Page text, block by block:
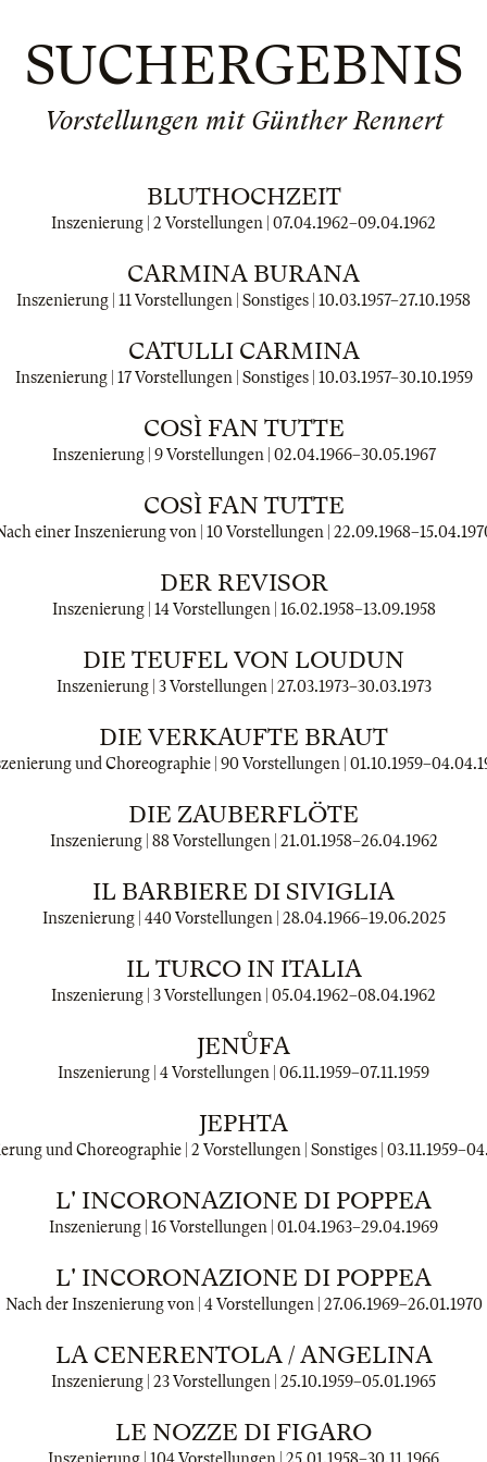
SUCHERGEBNIS
Vorstellungen mit Günther Rennert
BLUTHOCHZEIT
Inszenierung | 2 Vorstellungen | 07.04.1962–09.04.1962
CARMINA BURANA
Inszenierung | 11 Vorstellungen | Sonstiges | 10.03.1957–27.10.1958
CATULLI CARMINA
Inszenierung | 17 Vorstellungen | Sonstiges | 10.03.1957–30.10.1959
COSÌ FAN TUTTE
Inszenierung | 9 Vorstellungen | 02.04.1966–30.05.1967
COSÌ FAN TUTTE
einer Inszenierung von | 10 Vorstellungen | 22.09.1968–
DER REVISOR
Inszenierung | 14 Vorstellungen | 16.02.1958–13.09.1958
DIE TEUFEL VON LOUDUN
Inszenierung | 3 Vorstellungen | 27.03.1973–30.03.1973
DIE VERKAUFTE BRAUT
und Choreographie | 90 Vorstellungen | 01.10.1959–
DIE ZAUBERFLÖTE
Inszenierung | 88 Vorstellungen | 21.01.1958–26.04.1962
IL BARBIERE DI SIVIGLIA
Inszenierung | 440 Vorstellungen | 28.04.1966–19.06.2025
IL TURCO IN ITALIA
Inszenierung | 3 Vorstellungen | 05.04.1962–08.04.1962
JENŮFA
Inszenierung | 4 Vorstellungen | 06.11.1959–07.11.1959
JEPHTA
und Choreographie | 2 Vorstellungen | Sonstiges | 03.11.1959–
L' INCORONAZIONE DI POPPEA
Inszenierung | 16 Vorstellungen | 01.04.1963–29.04.1969
L' INCORONAZIONE DI POPPEA
Nach der Inszenierung von | 4 Vorstellungen | 27.06.1969–26.01.1970
LA CENERENTOLA / ANGELINA
Inszenierung | 23 Vorstellungen | 25.10.1959–05.01.1965
LE NOZZE DI FIGARO